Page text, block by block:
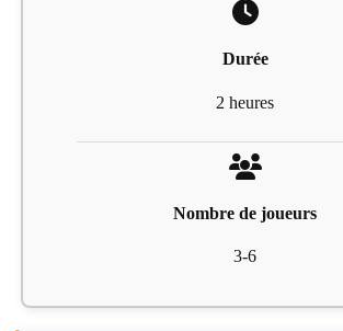
Durée
2 heures
Nombre de joueurs
3-6